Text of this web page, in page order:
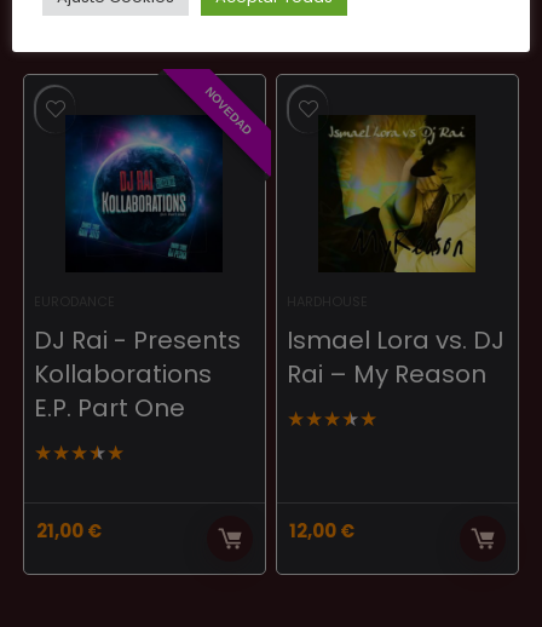
NOVEDAD
DJ Rai ‎- Presents
Kollaborations
E.P. Part One
★★★★★
21,00€
Ismael Lora vs. DJ
Rai ‎– My Reason
★★★★★
12,00€